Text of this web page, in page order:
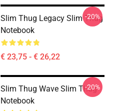
Slim Thug Legacy Slim Thug
Notebook
€ 23,75 - € 26,22
-20%
Slim Thug Wave Slim Thug
Notebook
-20%